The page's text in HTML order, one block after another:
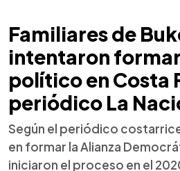
Familiares de
intentaron
político en Costa
periódico La
Según el periódico
en formar la Alianza
iniciaron el proceso en el